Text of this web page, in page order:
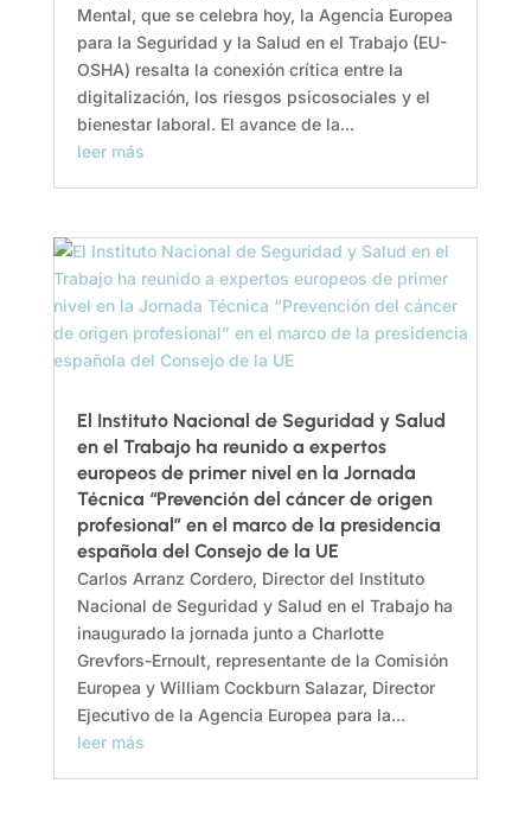
Mental, que se celebra hoy, la Agencia Europea
para la Seguridad y la Salud en el Trabajo (EU-
OSHA) resalta la conexión crítica entre la
digitalización, los riesgos psicosociales y el
bienestar laboral. El avance de la...
leer más
El Instituto Nacional de Seguridad y Salud
en el Trabajo ha reunido a expertos
europeos de primer nivel en la Jornada
Técnica “Prevención del cáncer de origen
profesional” en el marco de la presidencia
española del Consejo de la UE
Carlos Arranz Cordero, Director del Instituto
Nacional de Seguridad y Salud en el Trabajo ha
inaugurado la jornada junto a Charlotte
Grevfors-Ernoult, representante de la Comisión
Europea y William Cockburn Salazar, Director
Ejecutivo de la Agencia Europea para la...
leer más